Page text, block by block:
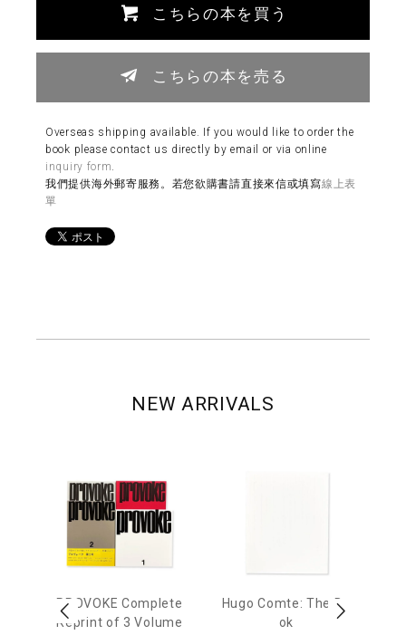
こちらの本を買う
こちらの本を売る
Overseas shipping available. If you would like to order the
book please contact us directly by email or via online
inquiry form
我們提供海外郵寄服務。若您欲購書請直接來信或填寫線上表
單
NEW ARRIVALS
PROVOKE Complete
Reprint of 3 Volume
Hugo Comte: The Bo
ok